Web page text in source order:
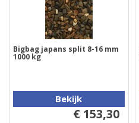
Bigbag japans split 8-16 mm
1000 kg
Bekijk
€ 153,30